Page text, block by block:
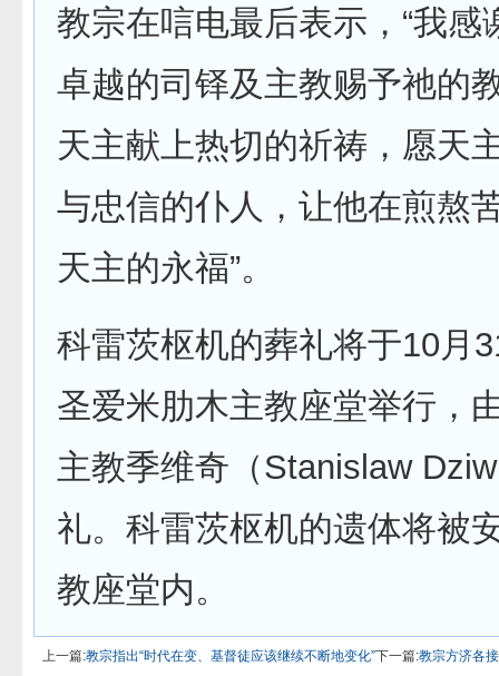
教宗在唁电最后表示，“我感
卓越的司铎及主教赐予祂的
天主献上热切的祈祷，愿天
与忠信的仆人，让他在煎熬
天主的永福”。
科雷茨枢机的葬礼将于10月
圣爱米肋木主教座堂举行，
主教季维奇（Stanislaw
礼。科雷茨枢机的遗体将被
教座堂内。
上一篇:教宗指出“时代在变、基督徒应该继续不断地变化”下一篇:教宗方济各